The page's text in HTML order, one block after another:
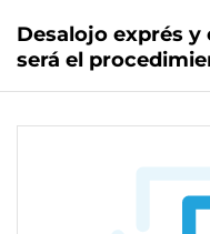
Desalojo exprés
será el